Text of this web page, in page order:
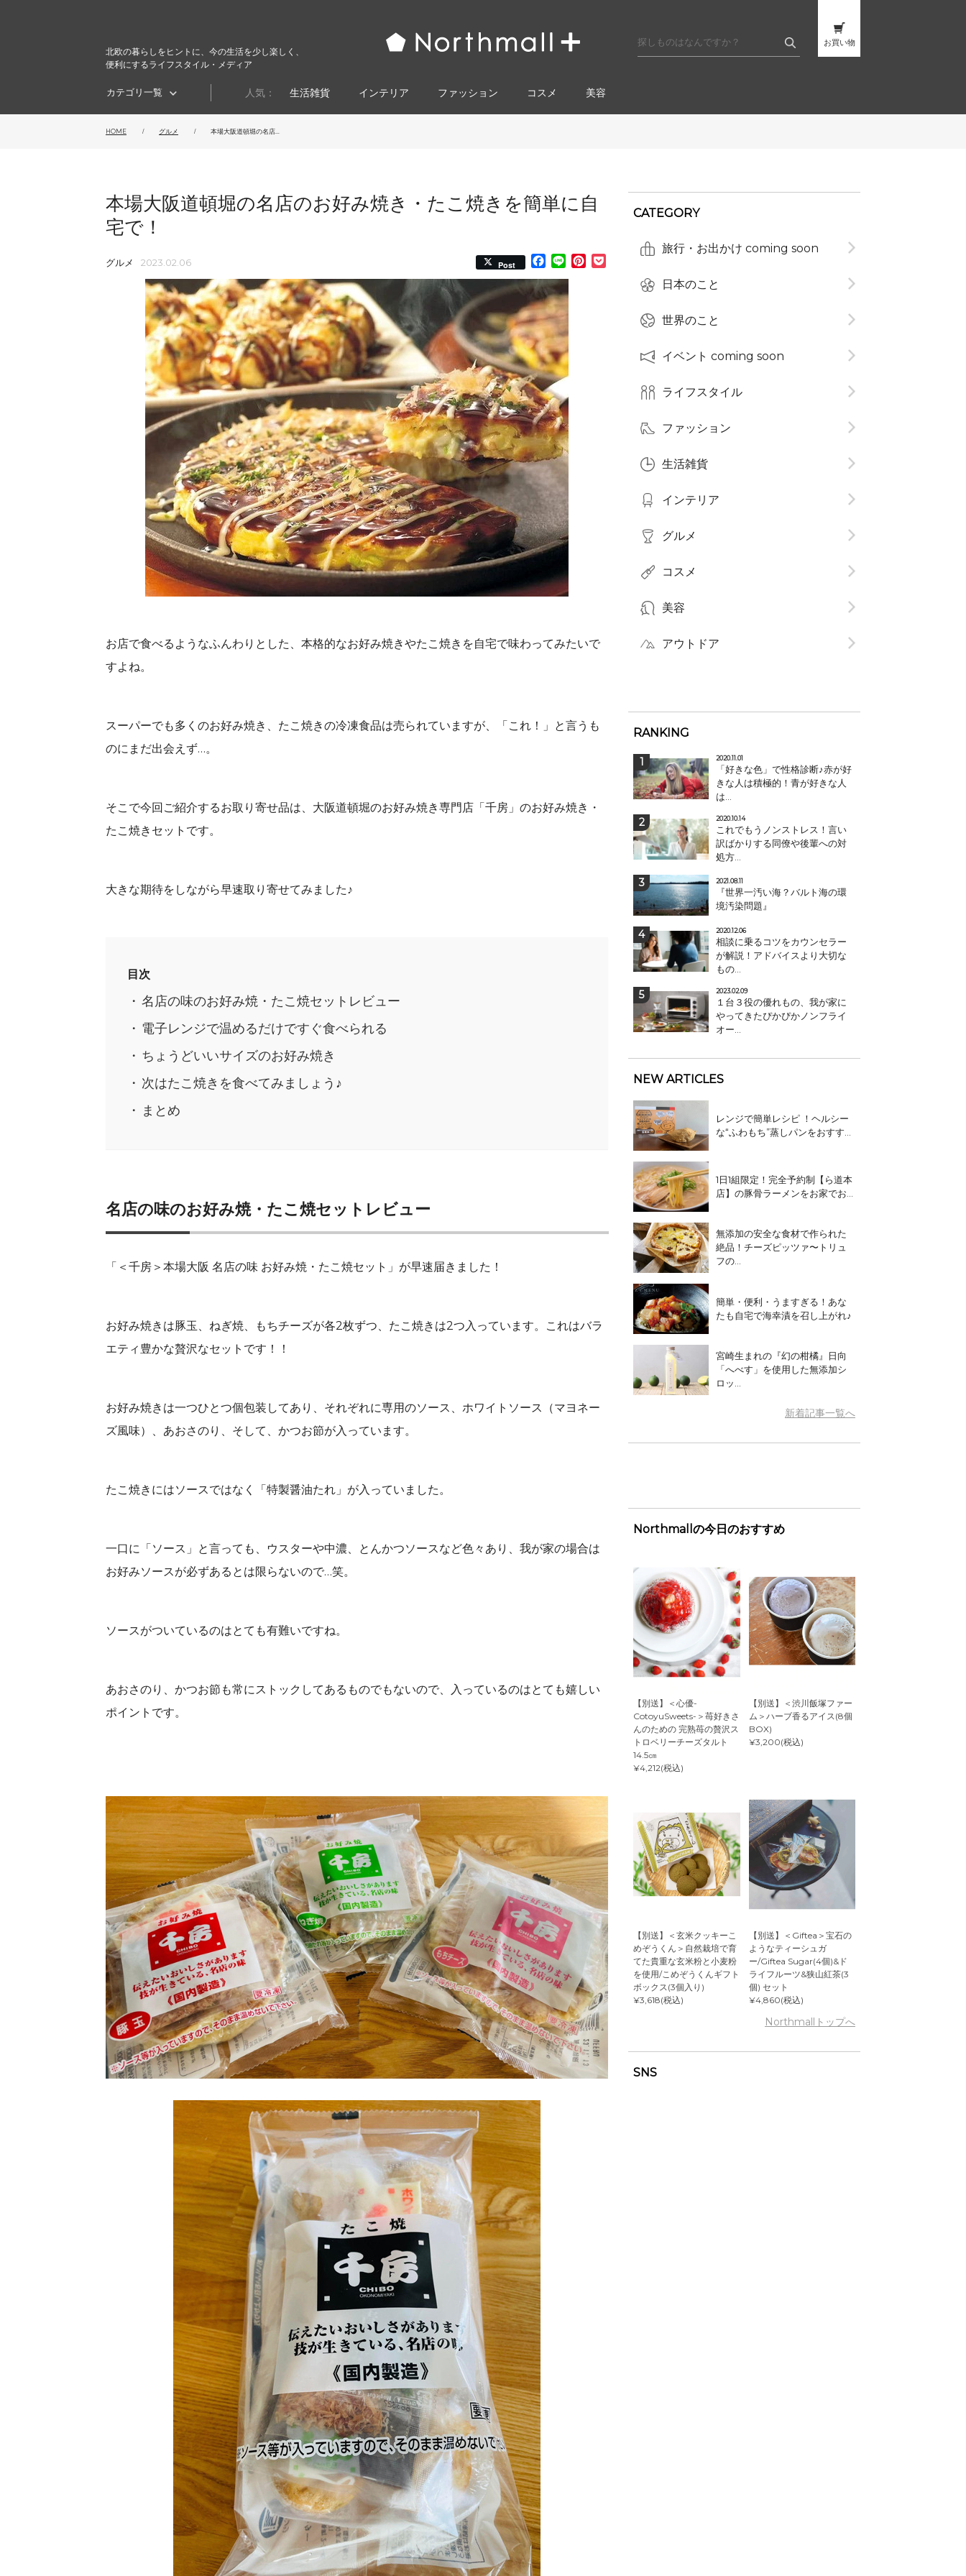
北欧の暮らしをヒントに、今の生活を少し楽しく、
便利にするライフスタイル・メディア
お買い物
カテゴリ一覧 人気： 生活雑貨 インテリア ファッション コスメ​ 美容
HOME グルメ 本場大阪道頓堀の名店...
本場大阪道頓堀の名店のお好み焼き・たこ焼きを簡単に自
宅で！
グルメ 2023.02.06 Post Facebook
Line Pinterest
Pocket
お店で食べるようなふんわりとした、本格的なお好み焼きやたこ焼きを自宅で味わってみたいで
すよね。
スーパーでも多くのお好み焼き、たこ焼きの冷凍食品は売られていますが、「これ！」と言うも
のにまだ出会えず…。
そこで今回ご紹介するお取り寄せ品は、大阪道頓堀のお好み焼き専門店「千房」のお好み焼き・
たこ焼きセットです。
大きな期待をしながら早速取り寄せてみました♪
目次
名店の味のお好み焼・たこ焼セットレビュー
電子レンジで温めるだけですぐ食べられる
ちょうどいいサイズのお好み焼き
次はたこ焼きを食べてみましょう♪
まとめ
名店の味のお好み焼・たこ焼セット レビュー
「＜千房＞本場大阪 名店の味 お好み焼・たこ焼セット」が早速届きました！
お好み焼きは豚玉、ねぎ焼、もちチーズが各2枚ずつ、たこ焼きは2つ入っています。これはバラ
エティ豊かな贅沢なセットです！！
お好み焼きは一つひとつ個包装してあり、それぞれに専用のソース、ホワイトソース（マヨネー
ズ風味）、あおさのり、そして、かつお節が入っています。
たこ焼きにはソースではなく「特製醤油たれ」が入っていました。
一口に「ソース」と言っても、ウスターや中濃、とんかつソースなど色々あり、我が家の場合は
お好みソースが必ずあるとは限らないので…笑。
ソースがついているのはとても有難いですね。
あおさのり、かつお節も常にストックしてあるものでもないので、入っているのはとても嬉しい
ポイントです。
CATEGORY
旅行・お出かけ coming soon
日本のこと
世界のこと
イベント coming soon
ライフスタイル
ファッション
生活雑貨
インテリア
グルメ
コスメ​
美容
アウトドア
RANKING
2020.11.01
「好きな色」で性格診断♪赤が好
きな人は積極的！青が好きな人
は...
2020.10.14
これでもうノンストレス！言い
訳ばかりする同僚や後輩への対
処方...
2021.08.11
『世界一汚い海？バルト海の環
境汚染問題』
2020.12.06
相談に乗るコツをカウンセラー
が解説！アドバイスより大切な
もの...
2023.02.09
１台３役の優れもの、我が家に
やってきたぴかぴかノンフライ
オー...
NEW ARTICLES
レンジで簡単レシピ ！ヘルシー
な“ふわもち”蒸しパンをおすす...
1日1組限定！完全予約制【ら道本
店】の豚骨ラーメンをお家でお...
無添加の安全な食材で作られた
絶品！チーズピッツァ〜トリュ
フの...
簡単・便利・うますぎる！あな
たも自宅で海幸漬を召し上がれ♪
宮崎生まれの『幻の柑橘』日向
「へべす」を使用した無添加シ
ロッ...
新着記事一覧へ
Northmallの今日のおすすめ
【別送】＜心優-
CotoyuSweets-＞苺好きさ
んのための 完熟苺の贅沢ス
トロベリーチーズタルト
14.5㎝
¥4,212(税込)
【別送】＜渋川飯塚ファー
ム＞ハーブ香るアイス(8個
BOX)
¥3,200(税込)
【別送】＜玄米クッキーこ
めぞうくん＞自然栽培で育
てた貴重な玄米粉と小麦粉
を使用/こめぞうくんギフト
ボックス(3個入り)
¥3,618(税込)
【別送】＜Giftea＞宝石の
ようなティーシュガ
ー/Giftea Sugar(4個)&ド
ライフルーツ&狭山紅茶(3
個) セット
¥4,860(税込)
Northmallトップへ
SNS